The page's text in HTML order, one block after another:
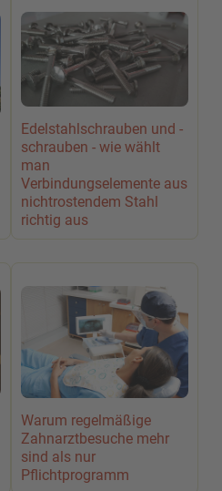
Edelstahlschrauben und -
schrauben - wie wählt
man
Verbindungselemente aus
nichtrostendem Stahl
richtig aus
Warum regelmäßige
Zahnarztbesuche mehr
sind als nur
Pflichtprogramm